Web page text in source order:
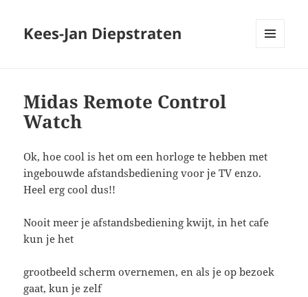
Kees-Jan Diepstraten
Midas Remote Control
Watch
Ok, hoe cool is het om een horloge te hebben met
ingebouwde afstandsbediening voor je TV enzo.
Heel erg cool dus!!
Nooit meer je afstandsbediening kwijt, in het cafe
kun je het
grootbeeld scherm overnemen, en als je op bezoek
gaat, kun je zelf